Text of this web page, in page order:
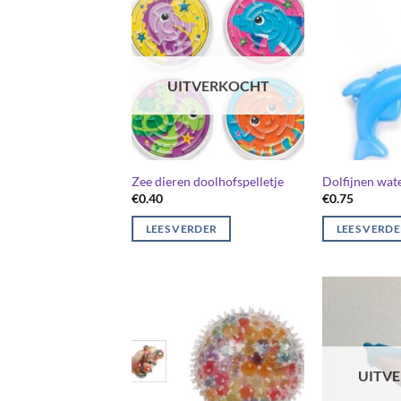
UITVERKOCHT
Zee dieren doolhofspelletje
€0.40
LEES VERDER
Dolfijnen
€0.75
LEES